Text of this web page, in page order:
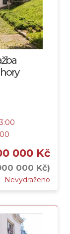
000 Kč
000 Kč)
Nevydraženo